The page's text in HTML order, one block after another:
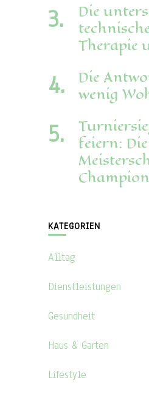
Die
Therapie
Die
wenig
feiern:
KATEGORIEN
Alltag
Dienstleistungen
Gesundheit
Haus & Garten
Lifestyle